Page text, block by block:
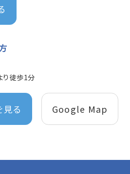
り徒歩1分
見る Google Map